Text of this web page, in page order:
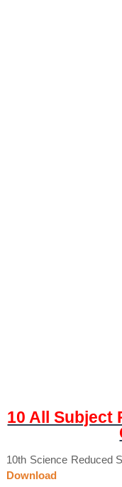
10 All Subject
10th Science Reduced
Download